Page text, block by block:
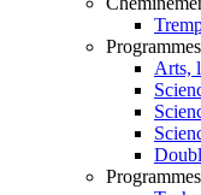
Arts,